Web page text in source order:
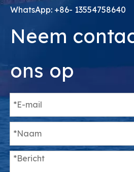
WhatsApp: +86- 13554758640
Neem
ons op